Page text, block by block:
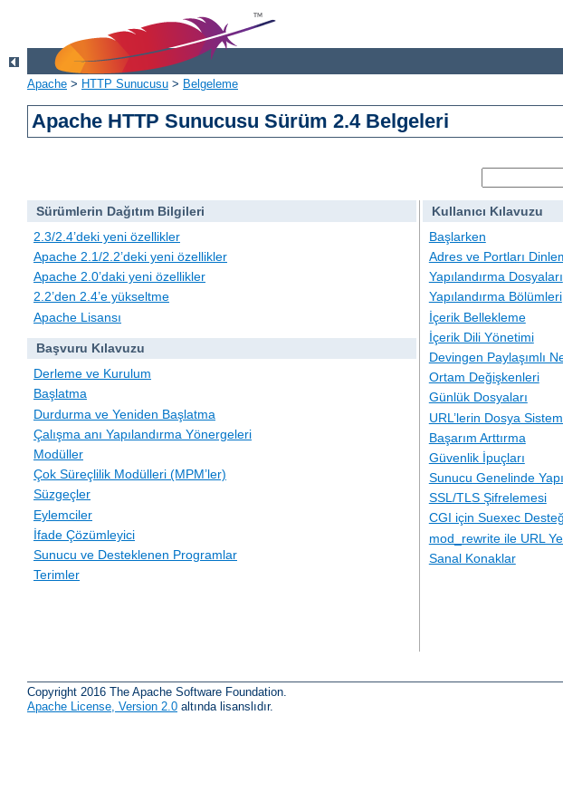
Apache > HTTP Sunucusu > Belgeleme
Apache HTTP Sunucusu Sürüm 2.4 Belgeleri
Sürümlerin Dağıtım Bilgileri
2.3/2.4’deki yeni özellikler
Apache 2.1/2.2’deki yeni özellikler
Apache 2.0’daki yeni özellikler
2.2’den 2.4’e yükseltme
Apache Lisansı
Başvuru Kılavuzu
Derleme ve Kurulum
Başlatma
Durdurma ve Yeniden Başlatma
Çalışma anı Yapılandırma Yönergeleri
Modüller
Çok Süreçlilik Modülleri (MPM’ler)
Süzgeçler
Eylemciler
İfade Çözümleyici
Sunucu ve Desteklenen Programlar
Terimler
Kullanıcı Kılavuzu
Başlarken
Adres ve Portları
Yapılandırma Dosyaları
Yapılandırma Bölümleri
İçerik Bellekleme
İçerik Dili Yönetimi
Devingen Paylaşımlı
Ortam Değişkenleri
Günlük Dosyaları
URL’lerin Dosya
Başarım Arttırma
Güvenlik İpuçları
Sunucu Genelinde
SSL/TLS Şifrelemesi
CGI için Suexec
mod_rewrite ile URL
Sanal Konaklar
Copyright 2016 The Apache Software Foundation.
Apache License, Version 2.0 altında lisanslıdır.